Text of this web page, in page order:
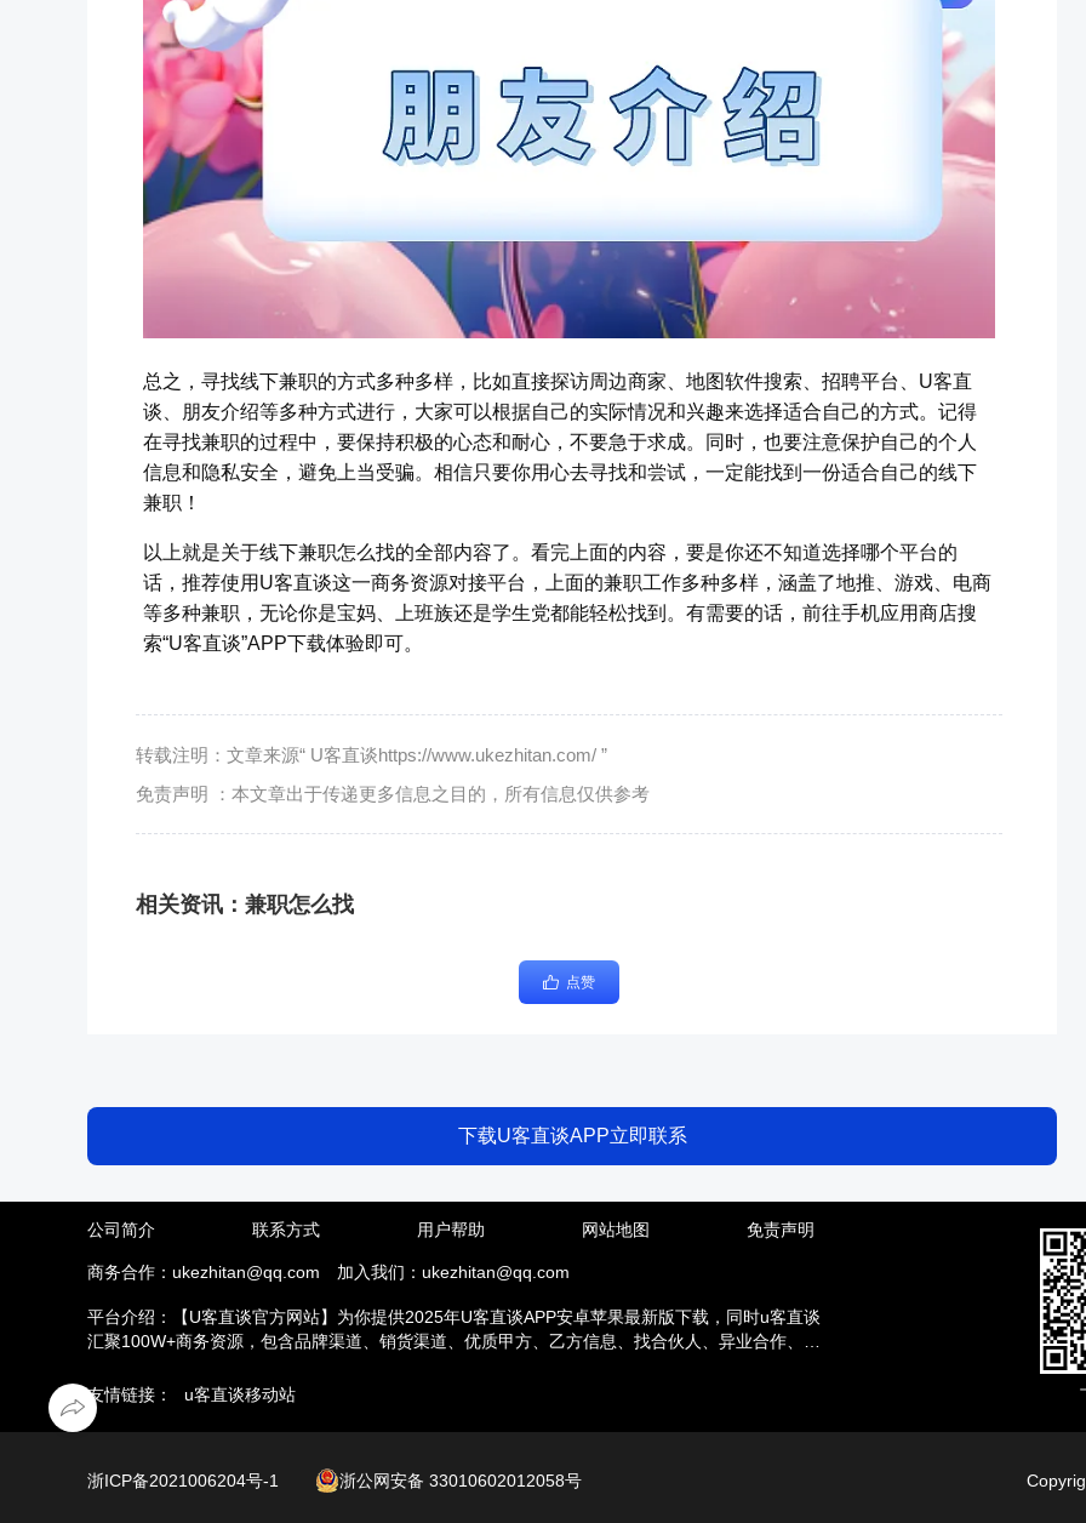
总之，寻找线下兼职的方式多种多样，比如直接探访周边商家、地图软件搜索、招聘平台、U客直
谈、朋友介绍等多种方式进行，大家可以根据自己的实际情况和兴趣来选择适合自己的方式。记得
在寻找兼职的过程中，要保持积极的心态和耐心，不要急于求成。同时，也要注意保护自己的个人
信息和隐私安全，避免上当受骗。相信只要你用心去寻找和尝试，一定能找到一份适合自己的线下
兼职！
以上就是关于线下兼职怎么找的全部内容了。看完上面的内容，要是你还不知道选择哪个平台的
话，推荐使用U客直谈这一商务资源对接平台，上面的兼职工作多种多样，涵盖了地推、游戏、电商
等多种兼职，无论你是宝妈、上班族还是学生党都能轻松找到。有需要的话，前往手机应用商店搜
索“U客直谈”APP下载体验即可。
转载注明：文章来源“ U客直谈https://www.ukezhitan.com/ ”
免责声明 ：本文章出于传递更多信息之目的，所有信息仅供参考
相关资讯： 兼职怎么找
点赞
下载U客直谈APP立即联系
公司简介 联系方式 用户帮助 网站地图 免责声明
商务合作：ukezhitan@qq.com 加入我们：ukezhitan@qq.com
平台介绍：【U客直谈官方网站】为你提供2025年U客直谈APP安卓苹果最新版下载，同时u客直谈
汇聚100W+商务资源，包含品牌渠道、销货渠道、优质甲方、乙方信息、找合伙人、异业合作、地
友情链接：
u客直谈移动站
浙ICP备2021006204号-1 浙公网安备 33010602012058号